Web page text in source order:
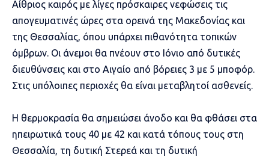
Αίθριος καιρός με λίγες πρόσκαιρες νεφώσεις τις
απογευματινές ώρες στα ορεινά της Μακεδονίας και
της Θεσσαλίας, όπου υπάρχει πιθανότητα τοπικών
όμβρων. Οι άνεμοι θα πνέουν στο Ιόνιο από δυτικές
διευθύνσεις και στο Αιγαίο από βόρειες 3 με 5 μποφόρ.
Στις υπόλοιπες περιοχές θα είναι μεταβλητοί ασθενείς.
Η θερμοκρασία θα σημειώσει άνοδο και θα φθάσει στα
ηπειρωτικά τους 40 με 42 και κατά τόπους τους στη
Θεσσαλία, τη δυτική Στερεά και τη δυτική